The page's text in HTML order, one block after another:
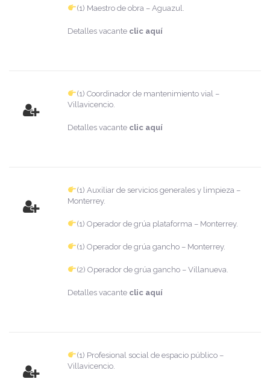
(1) Maestro de obra – Aguazul.
Detalles vacante clic aquí
(1) Coordinador de mantenimiento vial –
Villavicencio.
Detalles vacante clic aquí
(1) Auxiliar de servicios generales y limpieza –
Monterrey.
(1) Operador de grúa plataforma – Monterrey.
(1) Operador de grúa gancho – Monterrey.
(2) Operador de grúa gancho – Villanueva.
Detalles vacante clic aquí
(1) Profesional social de espacio público –
Villavicencio.